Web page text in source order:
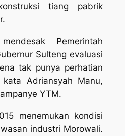
tiang pabrik
Pemerintah
Sulteng evaluasi
tak punya perhatian
kata Adriansyah Manu,
YTM.
menemukan kondisi
industri Morowali.